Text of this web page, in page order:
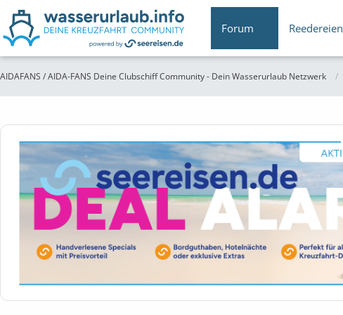
Forum Reedereien
AIDAFANS / AIDA-FANS Deine Clubschiff Community - Dein Wasserurlaub Netzwerk